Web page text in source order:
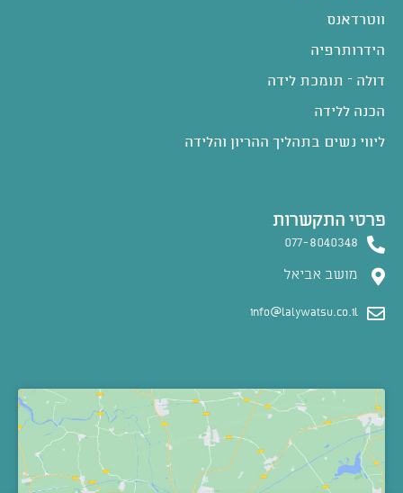
ווטרדאנס
הידרותרפיה
דולה – תומכת לידה
הכנה ללידה
ליווי נשים בתהליך ההריון והלידה
פרטי התקשרות
077-8040348
מושב אביאל
info@lalywatsu.co.il